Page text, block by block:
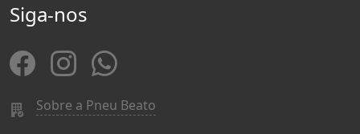
Siga-nos
Sobre a Pneu Beato